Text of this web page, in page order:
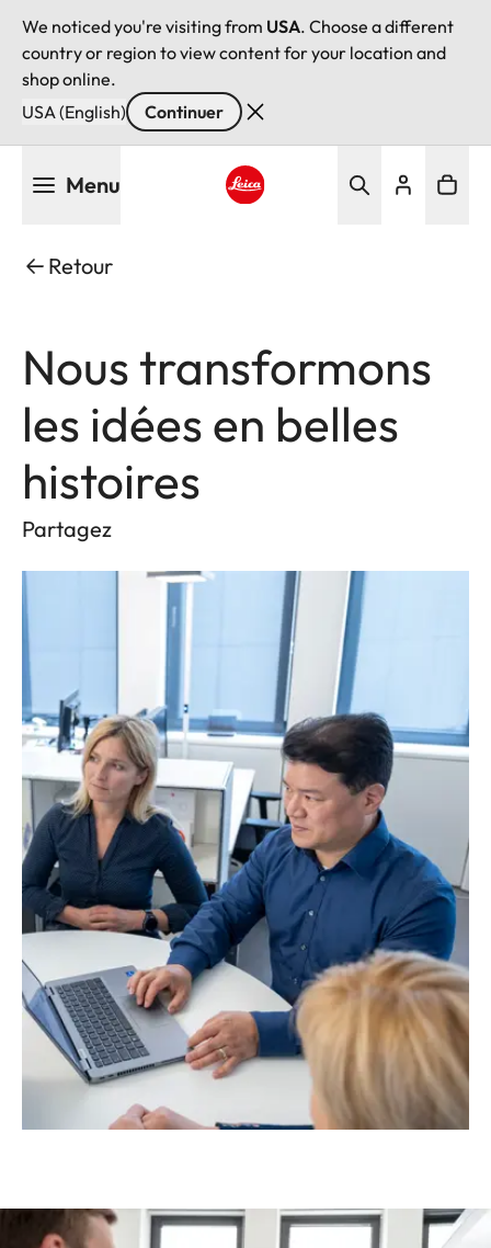
We noticed you're visiting from USA. Choose a different
country or region to view content for your location and
shop online.
USA (English)
Continuer
Menu
Retour
Nous transformons
les idées en belles
histoires
Partagez